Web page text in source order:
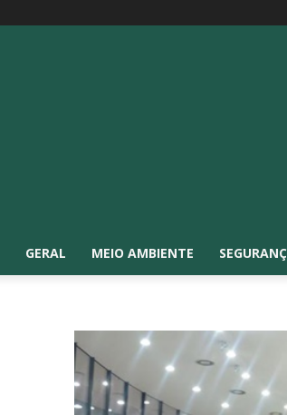
GERAL MEIO AMBIENTE